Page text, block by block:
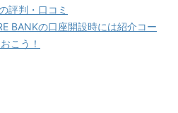
評判・口コミ
BANKの口座開設時には紹介コー
こう！